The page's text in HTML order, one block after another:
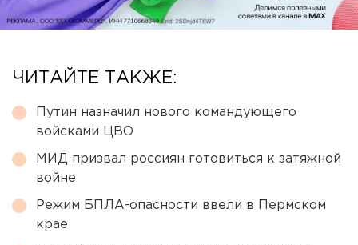
ЧИТАЙТЕ ТАКЖЕ:
Путин назначил нового командующего
войсками ЦВО
МИД призвал россиян готовиться к затяжной
войне
Режим БПЛА-опасности ввели в Пермском
крае